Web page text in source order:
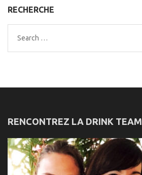
RECHERCHE
Search
for:
RENCONTREZ LA DRINK TEAM